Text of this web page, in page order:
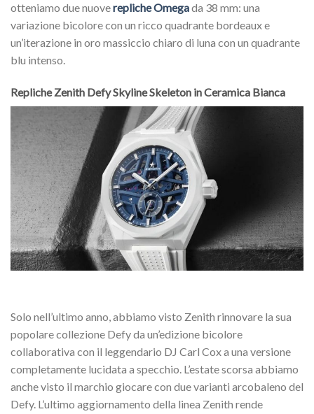
otteniamo due nuoverepliche Omegada 38 mm: una
variazione bicolore con un ricco quadrante bordeaux e
un’iterazione in oro massiccio chiaro di luna con un quadrante
blu intenso.
Repliche Zenith Defy Skyline Skeleton in Ceramica Bianca
Solo nell’ultimo anno, abbiamo visto Zenith rinnovare la sua
popolare collezione Defy da un’edizione bicolore
collaborativa con il leggendario DJ Carl Cox a una versione
completamente lucidata a specchio. L’estate scorsa abbiamo
anche visto il marchio giocare con due varianti arcobaleno del
Defy. L’ultimo aggiornamento della linea Zenith rende